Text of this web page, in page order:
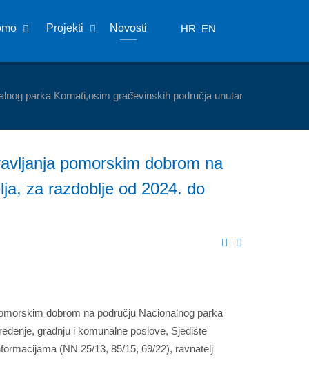
Projekti Novosti HR EN
parka Kornati,osim građevinskih područja unutar
pomorskim dobrom na
za razdoblje od 2024. do
dobrom na području Nacionalnog parka
gradnju i komunalne poslove, Sjedište
(NN 25/13, 85/15, 69/22), ravnatelj